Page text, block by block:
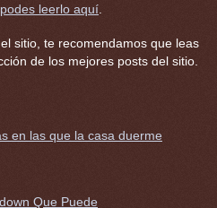
podes leerlo aquí.
sitio, te recomendamos que leas
de los mejores posts del sitio.
en las que la casa duerme
Que Puede